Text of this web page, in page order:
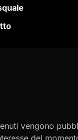
vengono
del